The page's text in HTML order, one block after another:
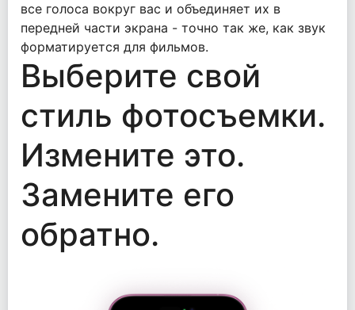
все голоса вокруг вас и объединяет их в
передней части экрана - точно так же, как звук
форматируется для фильмов.
Выберите свой
стиль фотосъемки.
Измените это.
Замените его
обратно.